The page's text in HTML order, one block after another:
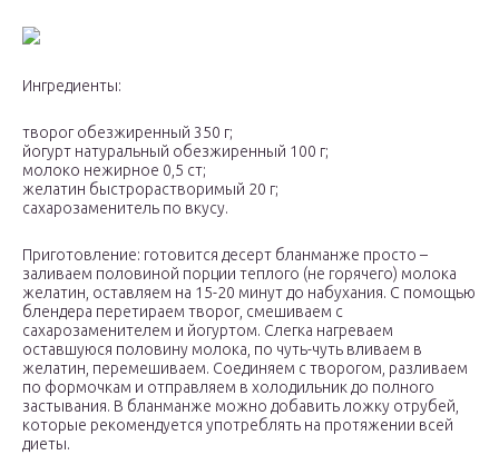
Ингредиенты:
творог обезжиренный 350 г;
йогурт натуральный обезжиренный 100 г;
молоко нежирное 0,5 ст;
желатин быстрорастворимый 20 г;
сахарозаменитель по вкусу.
Приготовление: готовится десерт бланманже просто –
заливаем половиной порции теплого (не горячего) молока
желатин, оставляем на 15-20 минут до набухания. С помощью
блендера перетираем творог, смешиваем с
сахарозаменителем и йогуртом. Слегка нагреваем
оставшуюся половину молока, по чуть-чуть вливаем в
желатин, перемешиваем. Соединяем с творогом, разливаем
по формочкам и отправляем в холодильник до полного
застывания. В бланманже можно добавить ложку отрубей,
которые рекомендуется употреблять на протяжении всей
диеты.